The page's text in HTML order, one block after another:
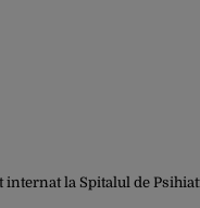
la Spitalul de